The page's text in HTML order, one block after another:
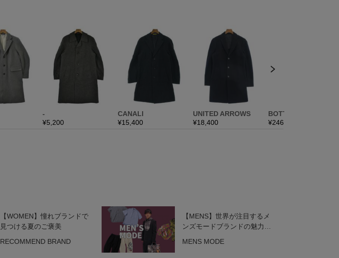
【WOMEN】憧れブランドで
見つける夏のご褒美
RECOMMEND BRAND
【MENS】世界が注目するメ
ンズモードブランドの魅力を
MENS MODE